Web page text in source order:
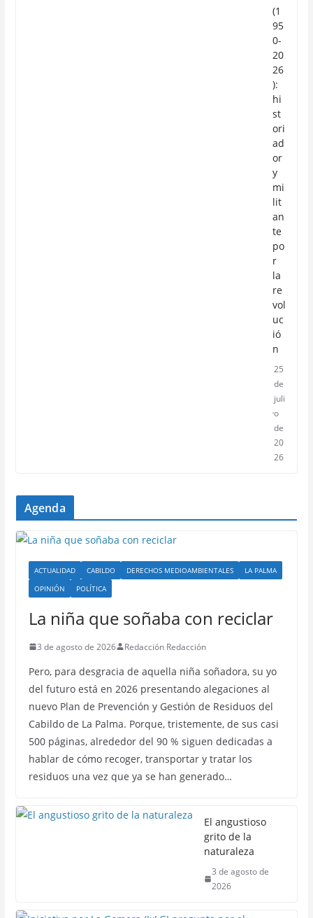
(1
95
0-
20
26
):
hi
st
ori
ad
or
y
mi
lit
an
te
po
r
la
re
vol
uc
ió
n
25
de
juli
o
de
20
26
Agenda
ACTUALIDAD CABILDO DERECHOS MEDIOAMBIENTALES
LA PALMA
OPINIÓN
POLÍTICA
La niña que soñaba con reciclar
3 de agosto de 2026 Redacción Redacción
Pero, para desgracia de aquella niña soñadora, su yo
del futuro está en 2026 presentando alegaciones al
nuevo Plan de Prevención y Gestión de Residuos del
Cabildo de La Palma. Porque, tristemente, de sus casi
500 páginas, alrededor del 90 % siguen dedicadas a
hablar de cómo recoger, transportar y tratar los
residuos una vez que ya se han generado…
El angustioso
grito de la
naturaleza
3 de agosto de
2026